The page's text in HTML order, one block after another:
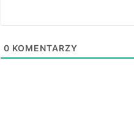
0 KOMENTARZY